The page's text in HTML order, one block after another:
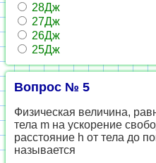
28Дж
27Дж
26Дж
25Дж
Вопрос № 5
Физическая величина,
тела m на ускорение
расстояние h от тела до
называется